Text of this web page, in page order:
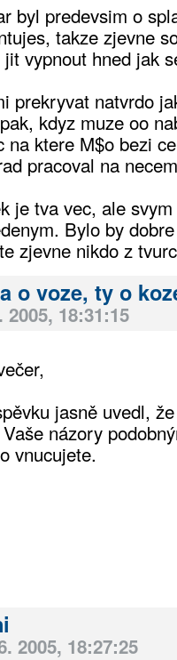
byl predevsim o
takze zjevne
vypnout hned jak
prekryvat natvrdo
kdyz muze oo
na ktere M$o bezi
pracoval na
je tva vec, ale
Bylo by
zjevne nikdo z
o voze, ty o
2005, 18:31:15
jasně uvedl,
názory
vnucujete.
2005, 18:27:25